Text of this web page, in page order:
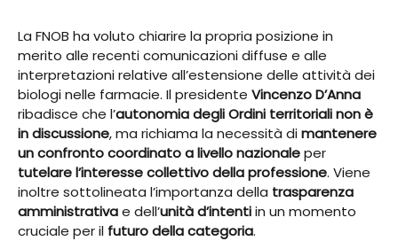
La FNOB ha voluto chiarire la propria posizione in
merito alle recenti comunicazioni diffuse e alle
interpretazioni relative all’estensione delle attività dei
biologi nelle farmacie. Il presidente Vincenzo D’Anna
ribadisce che l’autonomia degli Ordini territoriali non è
in discussione, ma richiama la necessità dimantenere
un confronto coordinato a livello nazionaleper
tutelare l’interesse collettivo della professione. Viene
inoltre sottolineata l’importanza della trasparenza
amministrativae dell’unità d’intentiin un momento
cruciale per il futuro della categoria.